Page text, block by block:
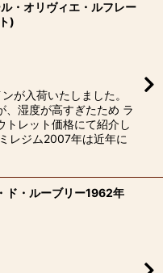
・オリヴィエ・ルフレー
)
が入荷いたしました。
、湿度が高すぎたため ラ
トレット価格にて紹介し
レジム2007年は近年に
ド・ルーブリー1962年